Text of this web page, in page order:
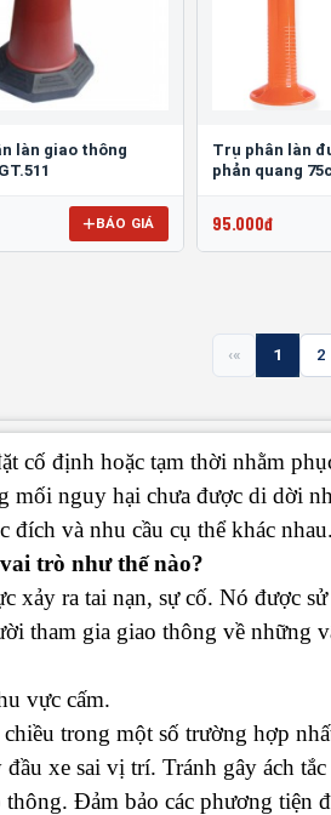
làn giao thông
BÁO GIÁ
Trụ phân làn
phản quang
95.000đ
« 1 2
cố định hoặc tạm thời nhằm
mối nguy hại chưa được di dời
đích và nhu cầu cụ thể khác nhau.
trò như thế nào?
xảy ra tai nạn, sự cố. Nó được
tham gia giao thông về những
vực cấm.
trong một số trường hợp
xe sai vị trí. Tránh gây ách
Đảm bảo các phương